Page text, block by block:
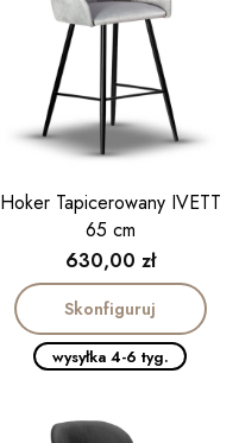
Hoker Tapicerowany IVETT
65 cm
Cena
630,00 zł
Skonfiguruj
wysyłka 4-6 tyg.